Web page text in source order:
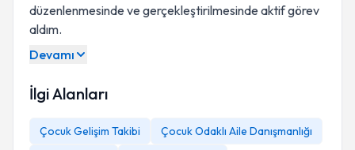
düzenlenmesinde ve gerçekleştirilmesinde aktif görev
aldım.
Devamı
İlgi Alanları
Çocuk Gelişim Takibi
Çocuk Odaklı Aile Danışmanlığı